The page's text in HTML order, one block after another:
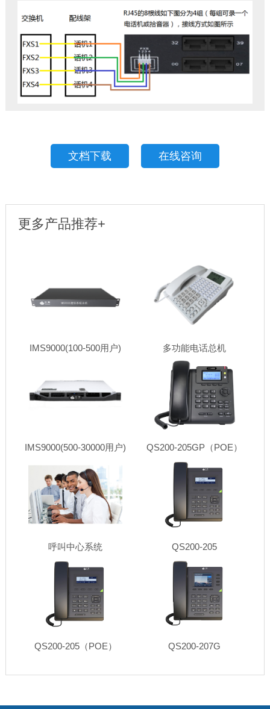
文档下载 在线咨询
更多产品推荐+
IMS9000(100-500用户) 多功能电话总机
IMS9000(500-30000用户) QS200-205GP（POE）
呼叫中心系统 QS200-205
QS200-205（POE） QS200-207G